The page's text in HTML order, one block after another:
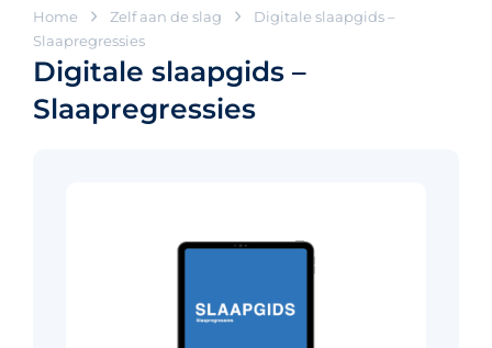
Home Zelf aan de slag
Digitale slaapgids –
Slaapregressies
Digitale slaapgids –
Slaapregressies